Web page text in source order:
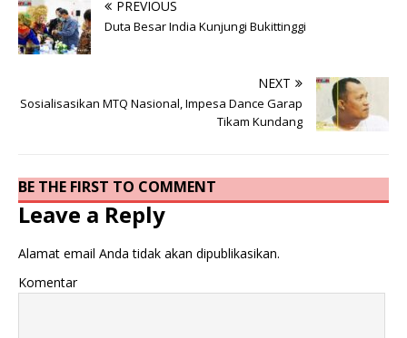
PREVIOUS
Duta Besar India Kunjungi Bukittinggi
NEXT
Sosialisasikan MTQ Nasional, Impesa Dance Garap
Tikam Kundang
BE THE FIRST TO COMMENT
Leave a Reply
Alamat email Anda tidak akan dipublikasikan.
Komentar